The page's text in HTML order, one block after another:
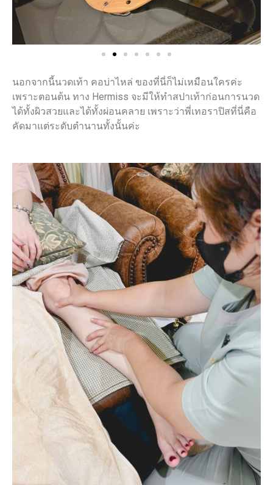
นอกจากนี้นวดเท้า คอบ่าไหล่ ของที่นี่ก็ไม่เหมือนใครค่ะ
เพราะตอนต้น ทาง Hermiss จะมีให้ทำสปาเท้าก่อนการนวด
ได้ทั้งผิวสวยและได้ทั้งผ่อนคลาย เพราะว่าพี่เทอราปิสที่นี่คือ
คัดมาแต่ระดับตำนานทั้งนั้นค่ะ